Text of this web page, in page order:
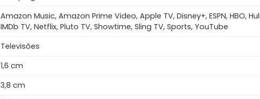
Amazon Music, Amazon Prime Video, Apple TV, Disney+, ESPN, HBO,
IMDb TV, Netflix, Pluto TV, Showtime, Sling TV, Sports, YouTube
Televisões
1,6 cm
3,8 cm